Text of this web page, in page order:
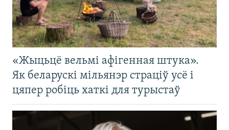
«Жыцьцё вельмі афігенная штука».
Як беларускі мільянэр страціў усё і
цяпер робіць хаткі для турыстаў